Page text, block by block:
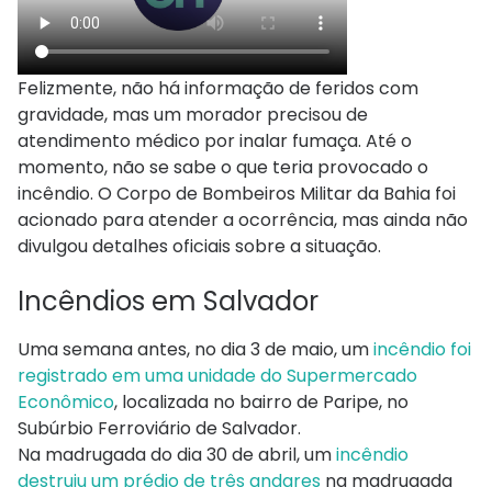
Felizmente, não há informação de feridos com
gravidade, mas um morador precisou de
atendimento médico por inalar fumaça. Até o
momento, não se sabe o que teria provocado o
incêndio. O Corpo de Bombeiros Militar da Bahia foi
acionado para atender a ocorrência, mas ainda não
divulgou detalhes oficiais sobre a situação.
Incêndios em Salvador
Uma semana antes, no dia 3 de maio, umincêndio foi
registrado em uma unidade do Supermercado
Econômico, localizada no bairro de Paripe, no
Subúrbio Ferroviário de Salvador.
Na madrugada do dia 30 de abril, umincêndio
destruiu um prédio de três andares na madrugada